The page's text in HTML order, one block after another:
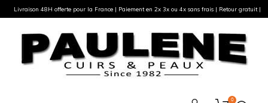
0
Livraison 48H offerte pour la France | Paiement en 2x 3x ou 4x sans frais | Retour gratuit |